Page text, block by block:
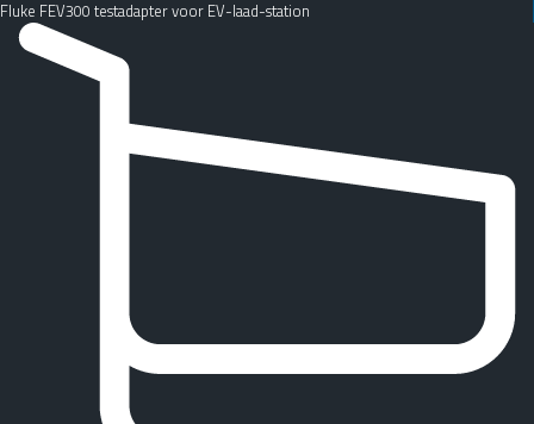
Fluke FEV300 testadapter voor EV-laad-station